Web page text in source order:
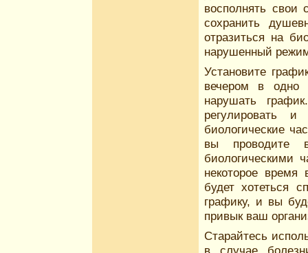
восполнять свои
сохранить
отразиться на
нарушенный
Установите
вечером в одно
нарушать
регулировать
биологические
вы проводите
биологическими
некоторое время
будет хотеться
графику, и вы
привык ваш
Старайтесь
в случае